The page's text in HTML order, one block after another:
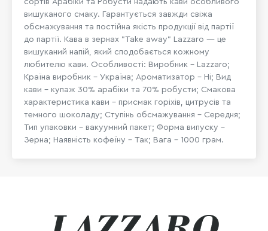
сортів Арабіки та Робусти надають кави особливого
вишуканого смаку. Гарантується завжди свіжа
обсмажування та постійна якість продукції від партії
до партії. Кава в зернах "Take away" Lazzaro ― це
вишуканий напій, який сподобається кожному
любителю кави. Особливості: Виробник – Lazzaro;
Країна виробник – Україна; Ароматизатор - Ні; Вид
кави – купаж 30% арабіки та 70% робусти; Смакова
характеристика кави – присмак горіхів, цитрусів та
темного шоколаду; Ступінь обсмажування – Середня;
Тип упаковки – вакуумний пакет; Форма випуску –
Зерна; Наявність кофеїну - Так; Вага - 1000 грам.